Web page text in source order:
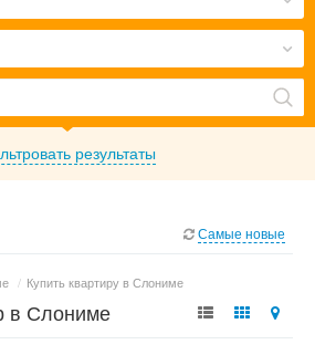
результаты
Самые новые
/ Купить квартиру в Слониме
в Слониме